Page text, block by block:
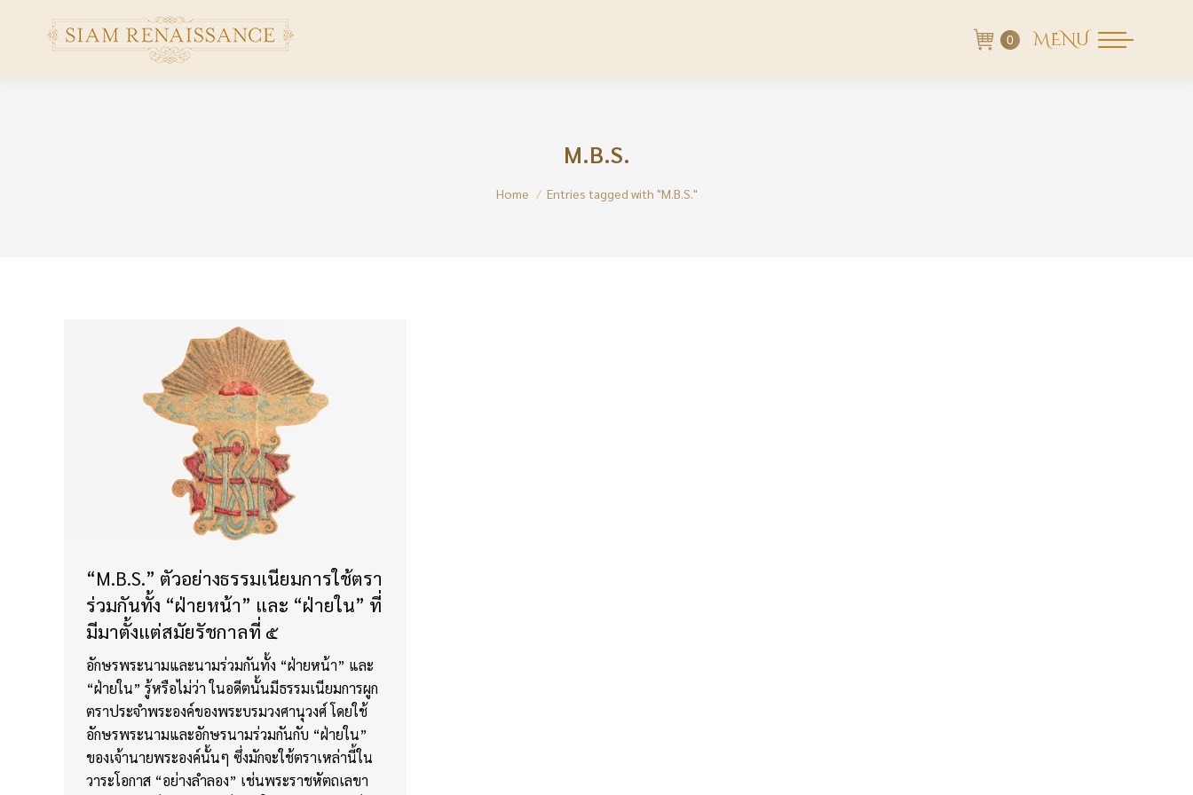
0 MENU
M.B.S.
Home Entries tagged with "M.B.S."
“M.B.S.” ตัวอย่างธรรมเนียมการใช้ตรา
ร่วมกันทั้ง “ฝ่ายหน้า” และ “ฝ่ายใน” ที่
มีมาตั้งแต่สมัยรัชกาลที่ ๕
อักษรพระนามและนามร่วมกันทั้ง “ฝ่ายหน้า” และ
“ฝ่ายใน” รู้หรือไม่ว่า ในอดีตนั้นมีธรรมเนียมการผูก
ตราประจำพระองค์ของพระบรมวงศานุวงศ์ โดยใช้
อักษรพระนามและอักษรนามร่วมกันกับ “ฝ่ายใน”
ของเจ้านายพระองค์นั้นๆ ซึ่งมักจะใช้ตราเหล่านี้ใน
วาระโอกาส “อย่างลำลอง” เช่นพระราชหัตถเลขา